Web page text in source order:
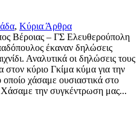
, Κύρια Άρθρα
Βέροιας – ΓΣ Ελευθερούπολη
έκαναν δηλώσεις
Αναλυτικά οι δηλώσεις τους
κύριο Γκίμα κύμα για την
χάσαμε ουσιαστικά στο
Χάσαμε την συγκέντρωση μας...